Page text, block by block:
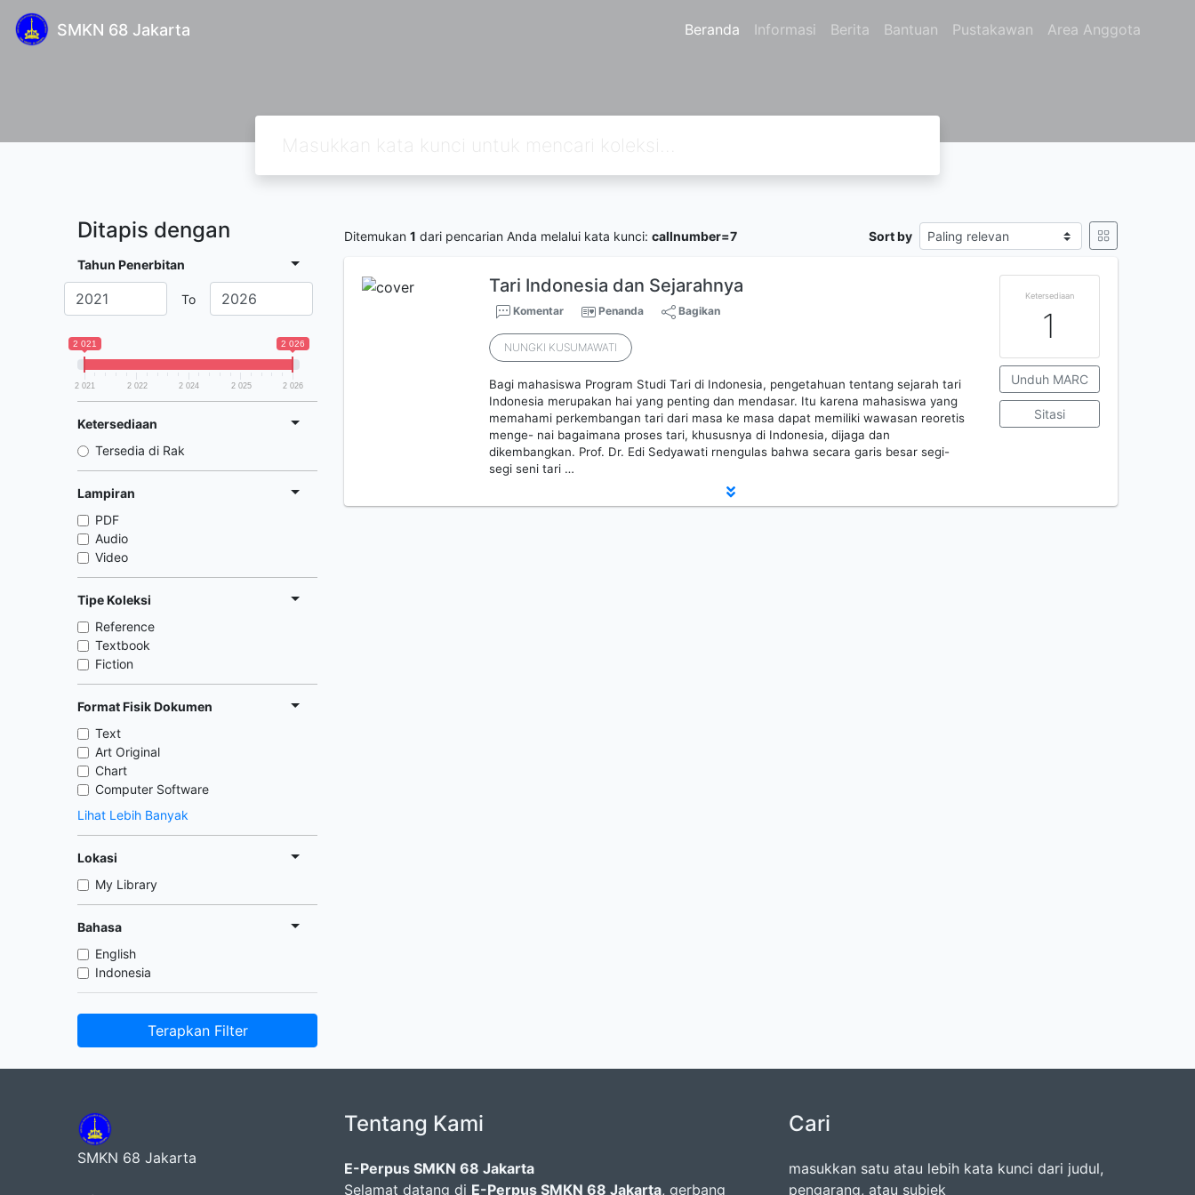
SMKN 68 Jakarta Beranda Informasi Berita Bantuan Pustakawan Area Anggota
Ditapis dengan
Tahun Penerbitan
To
2 021 2 026
2 021 2 022 2 024 2 025 2 026
Ketersediaan
Tersedia di Rak
Lampiran
PDF
Audio
Video
Tipe Koleksi
Reference
Textbook
Fiction
Format Fisik Dokumen
Text
Art Original
Chart
Computer Software
Lihat Lebih Banyak
Lokasi
My Library
Bahasa
English
Indonesia
Terapkan Filter
Ditemukan 1 dari pencarian Anda melalui kata kunci: callnumber=7 Sort by
Tari Indonesia dan Sejarahnya
Komentar Penanda Bagikan
NUNGKI KUSUMAWATI
Bagi mahasiswa Program Studi Tari di Indonesia, pengetahuan tentang sejarah tari
Indonesia merupakan hai yang penting dan mendasar. Itu karena mahasiswa yang
memahami perkembangan tari dari masa ke masa dapat memiliki wawasan reoretis
menge- nai bagaimana proses tari, khususnya di Indonesia, dijaga dan
dikembangkan. Prof. Dr. Edi Sedyawati rnengulas bahwa secara garis besar segi-
segi seni tari …
Ketersediaan
1
Unduh MARC
Sitasi
SMKN 68 Jakarta
Tentang Kami
E-Perpus SMKN 68 Jakarta
Selamat datang di E-Perpus SMKN 68 Jakarta, gerbang
Cari
masukkan satu atau lebih kata kunci dari judul,
pengarang, atau subjek